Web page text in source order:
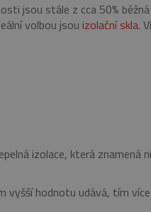
jsou stále z cca 50%
volbou jsou izolační skla.
izolace, která znamená
vyšší hodnotu udává, tím